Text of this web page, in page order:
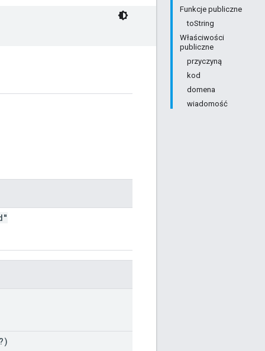
Funkcje publiczne
toString
Właściwości
publiczne
przyczyną
kod
domena
wiadomość